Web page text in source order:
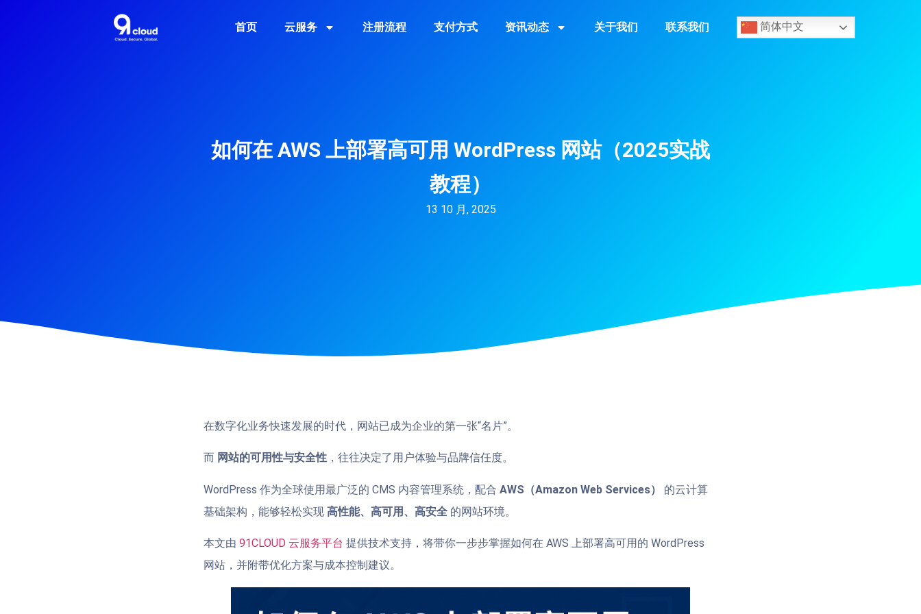
首页 云服务 注册流程 支付方式 资讯动态 关于我们 联系我们 简体中文
如何在 AWS 上部署高可用 WordPress 网站（2025实战
教程）
13 10 月, 2025
在数字化业务快速发展的时代，网站已成为企业的第一张“名片”。
而 网站的可用性与安全性 ，往往决定了用户体验与品牌信任度。
WordPress 作为全球使用最广泛的 CMS 内容管理系统，配合 AWS（Amazon Web Services）
的云计算
基础架构，能够轻松实现 高性能、高可用、高安全 的网站环境。
本文由 91CLOUD 云服务平台 提供技术支持，将带你一步步掌握如何在 AWS 上部署高可用的 WordPress
网站，并附带优化方案与成本控制建议。